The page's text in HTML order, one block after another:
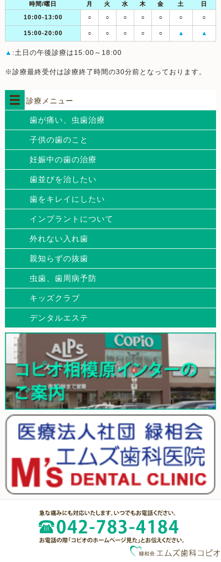
時間/曜日 月 火 水 木 金 土
日
10:00-13:00
○ ○ ○ ○ ○ ○ ○
15:00-20:00 ○ ○ ○ ○ ○ ▲ ▲
▲ :土日の午後診療は15:00～18:00
※診療最終受付は診療終了時間の30分前となっております。
診療メニュー
歯が痛い、虫歯治療
子供の歯のこと
妊娠中の歯の治療
歯並びを治したい
歯をキレイにしたい
インプラントについて
外れない入れ歯
親知らずの抜歯
虫歯、歯周病予防
キッズクラブ
デンタルエステ